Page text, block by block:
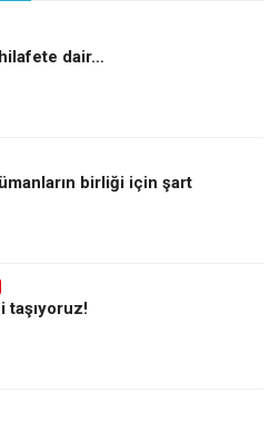
dair…
birliği için şart
taşıyoruz!